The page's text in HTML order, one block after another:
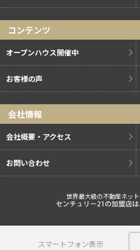
コンテンツ
オープンハウス開催中
お客様の声
会社情報
会社概要・アクセス
お問い合わせ
世界最大級の不動産ネッ
スマートフォン表示